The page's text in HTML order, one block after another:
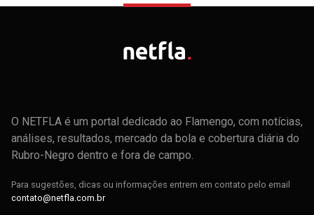
O NETFLA é um portal dedicado ao Flamengo, com notícias,
análises, resultados, mercado da bola e cobertura diária do
Rubro-Negro dentro e fora de campo.
Para sugestões, dicas ou informações entrem em contato pelo email
contato@netfla.com.br